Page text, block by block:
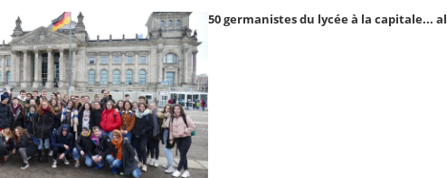
50 germanistes du lycée à la capitale...